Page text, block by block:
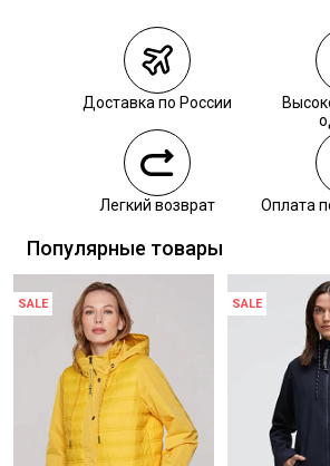
Курьерская доставка СДЭК
Самовывоз из пункта выдачи СДЭК
Самовывоз из наших магазинов
Курьерская доставка СДЭК
Самовывоз из пункта выдачи СДЭК
Доставка по России
Легкий возврат Оплата
Популярные товары
SALE SALE